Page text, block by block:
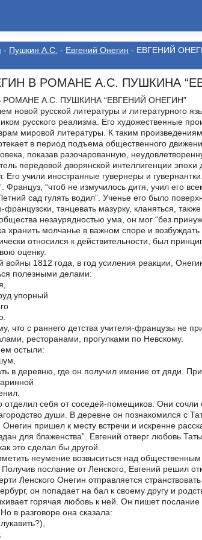
- Пушкин А.С. - Евгений Онегин - ЕВГЕНИЙ
В РОМАНЕ А.С. ПУШКИНА
А.С. ПУШКИНА “ЕВГЕНИЙ ОНЕГИН”
новой русской литературы и литературного
русского реализма. Его художественные
мировой литературы. К таким произведениям
в период подъема общественного
показав разочарованную,
передовой дворянской интеллигенции
Его учили иностранные гувернеры и
Француз, “чтоб не измучилось дитя, учил его
сад гулять водил”. Ученье его было
французски, танцевать мазурку, кланяться,
незаурядностью ума, он мог “без
хранить молчанье в важном споре и
относился к действительности, был
оценку.
войны 1812 года, в год усиления реакции,
полезными делами:
упорный
что с раннего детства учителя-французы не
ресторанами, прогулками по Невскому.
остыли:
в деревню, где он получил имение от дяди.
себя от соседей-помещиков. Они сочли
души. В деревне он познакомился с
пришел к месту встречи и искренне
для блаженства”. Евгений отверг любовь
это сделал бы другой.
неумение возвыситься над
послание от Ленского, Евгений решил
Ленского Онегин отправляется странствовать
он попадает на бал к своему другу и
горячая любовь к ней. Он пишет послание
в разговоре она сказала: